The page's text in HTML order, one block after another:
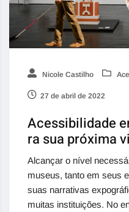
Nicole Castilho
27 de abril de 2022
Acessibilidade
ra sua próxima
Alcançar o nível
museus, tanto em seus
suas narrativas
muitas instituições. No